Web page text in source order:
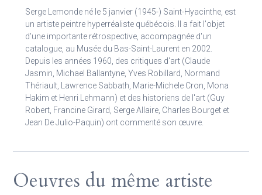
Serge Lemonde né le 5 janvier (1945-) Saint-Hyacinthe, est
un artiste peintre hyperréaliste québécois. Il a fait l'objet
d'une importante rétrospective, accompagnée d'un
catalogue, au Musée du Bas-Saint-Laurent en 2002.
Depuis les années 1960, des critiques d'art (Claude
Jasmin, Michael Ballantyne, Yves Robillard, Normand
Thériault, Lawrence Sabbath, Marie-Michele Cron, Mona
Hakim et Henri Lehmann) et des historiens de l'art (Guy
Robert, Francine Girard, Serge Allaire, Charles Bourget et
Jean De Julio-Paquin) ont commenté son œuvre.
Oeuvres du même artiste